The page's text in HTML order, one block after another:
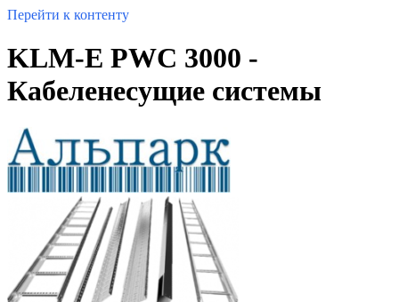
Перейти к контенту
KLM-E PWC 3000 -
Кабеленесущие системы